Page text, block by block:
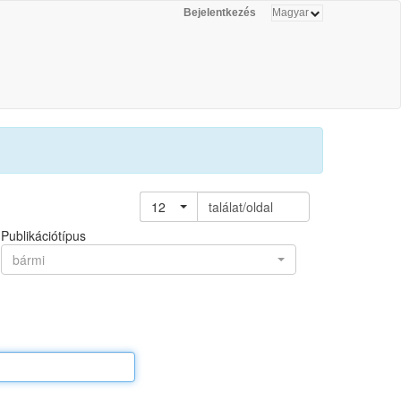
Bejelentkezés
12
találat/oldal
Publikációtípus
bármi